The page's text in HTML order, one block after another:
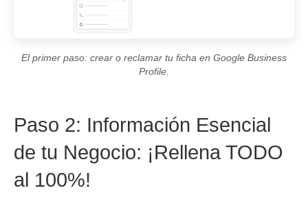
El primer paso: crear o reclamar tu ficha en Google Business
Profile.
Paso 2: Información Esencial
de tu Negocio: ¡Rellena TODO
al 100%!